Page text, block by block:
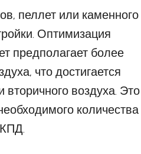
пеллет или каменного
Оптимизация
предполагает более
что достигается
вторичного воздуха. Это
количества